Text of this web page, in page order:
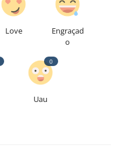
Love
Engraçad
o
Uau
0